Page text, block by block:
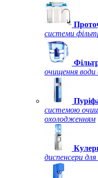
системи
очищення води
системою
охолодженням
диспенсери